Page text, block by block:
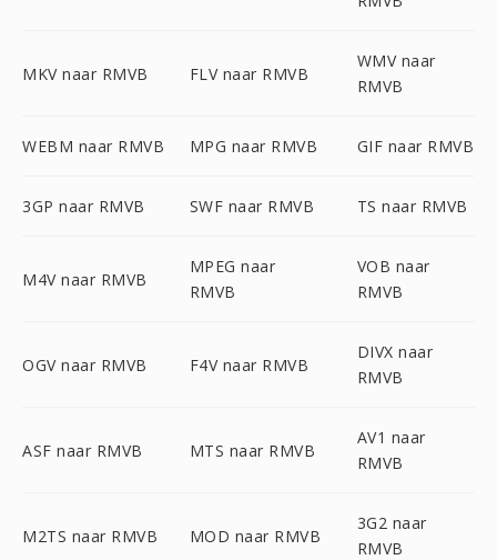
MKV naar RMVB FLV naar RMVB
WMV naar
RMVB
WEBM naar RMVB MPG naar RMVB GIF naar RMVB
3GP naar RMVB SWF naar RMVB TS naar RMVB
M4V naar RMVB
MPEG naar
RMVB
VOB naar
RMVB
OGV naar RMVB F4V naar RMVB
DIVX naar
RMVB
ASF naar RMVB MTS naar RMVB
AV1 naar
RMVB
M2TS naar RMVB MOD naar RMVB
3G2 naar
RMVB